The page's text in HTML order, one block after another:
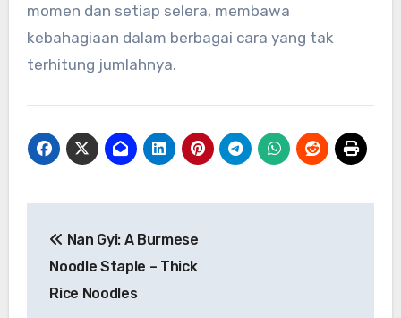
momen dan setiap selera, membawa
kebahagiaan dalam berbagai cara yang tak
terhitung jumlahnya.
pos
Nan Gyi: A Burmese
Noodle Staple – Thick
Rice Noodles